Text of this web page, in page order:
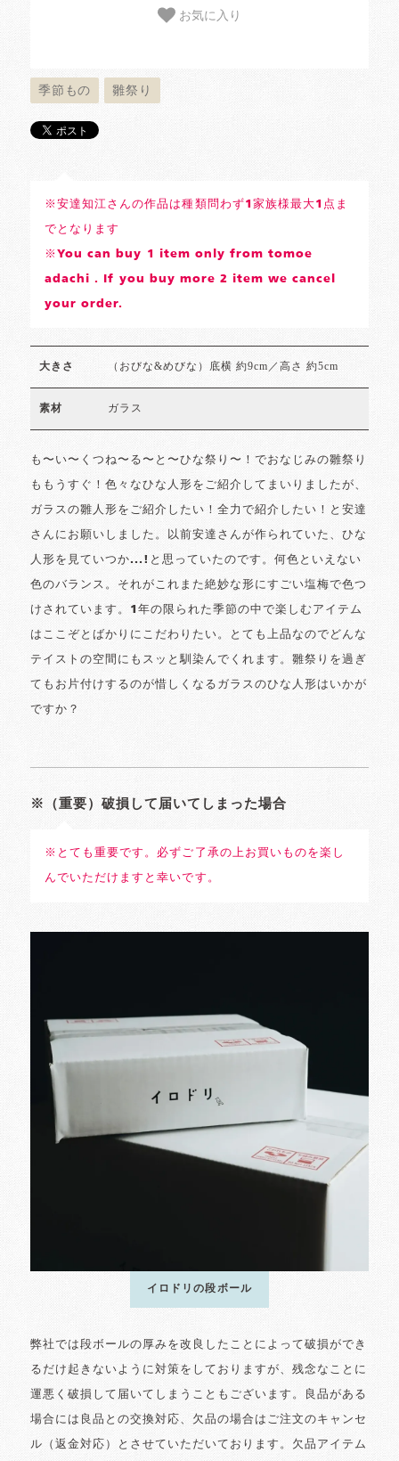
お気に入り
季節もの 雛祭り
※安達知江さんの作品は種類問わず1家族様最大1点ま
でとなります
※You can buy 1 item only from tomoe
adachi . If you buy more 2 item we cancel
your order.
大きさ （おびな&めびな）底横 約9cm／高さ 約5cm
素材 ガラス
も〜い〜くつね〜る〜と〜ひな祭り〜！でおなじみの雛祭り
ももうすぐ！色々なひな人形をご紹介してまいりましたが、
ガラスの雛人形をご紹介したい！全力で紹介したい！と安達
さんにお願いしました。以前安達さんが作られていた、ひな
人形を見ていつか...!と思っていたのです。何色といえない
色のバランス。それがこれまた絶妙な形にすごい塩梅で色つ
けされています。1年の限られた季節の中で楽しむアイテム
はここぞとばかりにこだわりたい。とても上品なのでどんな
テイストの空間にもスッと馴染んでくれます。雛祭りを過ぎ
てもお片付けするのが惜しくなるガラスのひな人形はいかが
ですか？
※（重要）破損して届いてしまった場合
※とても重要です。必ずご了承の上お買いものを楽し
んでいただけますと幸いです。
イロドリの段ボール
弊社では段ボールの厚みを改良したことによって破損ができ
るだけ起きないように対策をしておりますが、残念なことに
運悪く破損して届いてしまうこともございます。良品がある
場合には良品との交換対応、欠品の場合はご注文のキャンセ
ル（返金対応）とさせていただいております。欠品アイテム